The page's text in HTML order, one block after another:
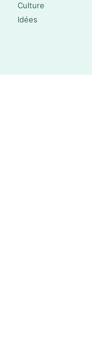
Culture
Idées